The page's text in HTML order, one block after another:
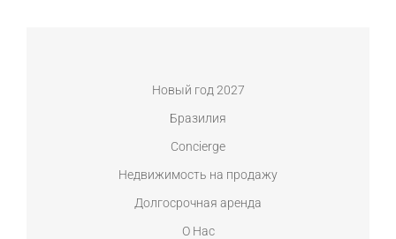
Новый год 2027
Бразилия
Concierge
Недвижимость на продажу
Долгосрочная аренда
О Нас